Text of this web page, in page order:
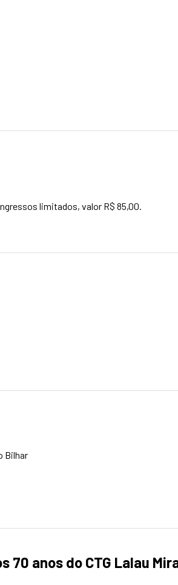
limitados, valor R$ 85,00.
Bilhar
70 anos do CTG Lalau